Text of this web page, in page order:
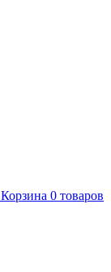
Корзина 0 товаров